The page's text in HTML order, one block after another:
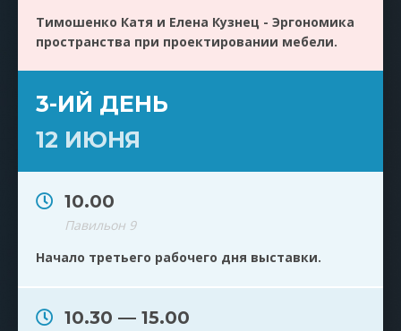
Тимошенко Катя и Елена Кузнец - Эргономика
пространства при проектировании мебели.
3-ИЙ ДЕНЬ
12 ИЮНЯ
10.00
Павильон 9
Начало третьего рабочего дня выставки.
10.30 — 15.00